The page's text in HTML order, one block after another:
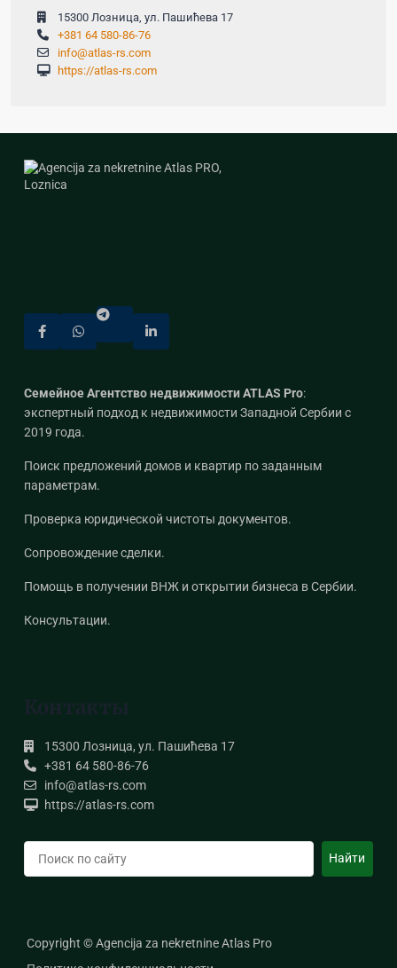
15300 Лозница, ул. Пашићева 17
+381 64 580-86-76
info@atlas-rs.com
https://atlas-rs.com
Семейное Агентство недвижимости ATLAS Pro:
экспертный подход к недвижимости Западной Сербии с
2019 года.
Поиск предложений домов и квартир по заданным
параметрам.
Проверка юридической чистоты документов.
Сопровождение сделки.
Помощь в получении ВНЖ и открытии бизнеса в Сербии.
Консультации.
15300 Лозница, ул. Пашићева 17
+381 64 580-86-76
info@atlas-rs.com
https://atlas-rs.com
Найти
Copyright © Agencija za nekretnine Atlas Pro